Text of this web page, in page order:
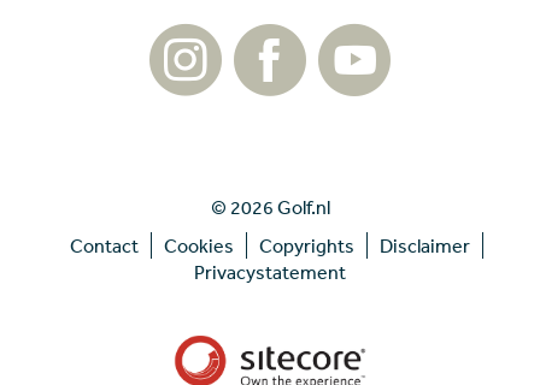
© 2026 Golf.nl
Contact
Cookies Copyrights
Disclaimer
Privacystatement